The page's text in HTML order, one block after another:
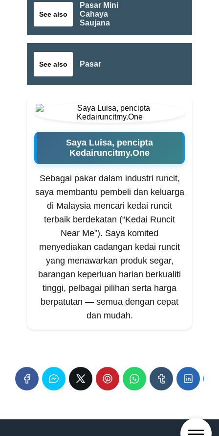
See also
Pasar Mini
Cahaya
Saujana
See also Pasar
Saya Luisa, pencipta
Kedairuncitmy.One
Sebagai pakar dalam industri runcit,
saya membantu pembeli dan keluarga
di Malaysia mencari kedai runcit
terbaik berdekatan (“Kedai Runcit
Near Me”). Saya komited
menyediakan cadangan kedai runcit
yang menawarkan produk segar,
barangan keperluan harian berkualiti
tinggi, pelbagai pilihan serta harga
berpatutan — semua dengan cepat
dan mudah.